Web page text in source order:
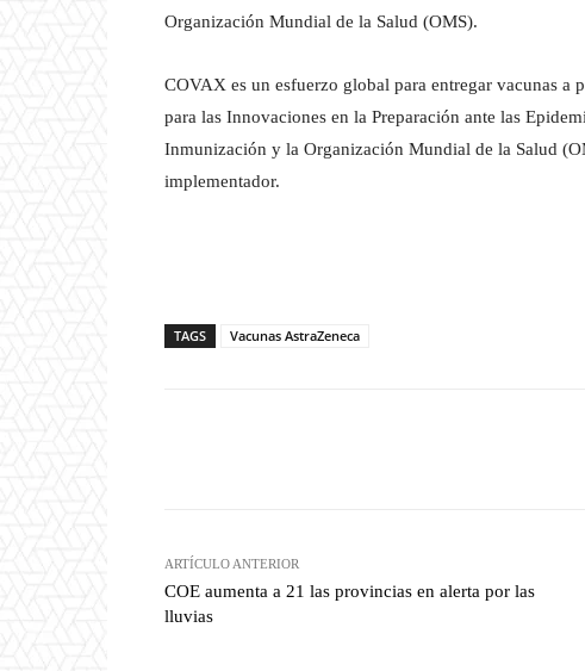
Organización Mundial de la Salud (OMS).
COVAX es un esfuerzo global para entregar vacunas a
para las Innovaciones en la Preparación ante las
Inmunización y la Organización Mundial de la Salud
implementador.
TAGS Vacunas AstraZeneca
ARTÍCULO ANTERIOR
COE aumenta a 21 las provincias en alerta por las
lluvias